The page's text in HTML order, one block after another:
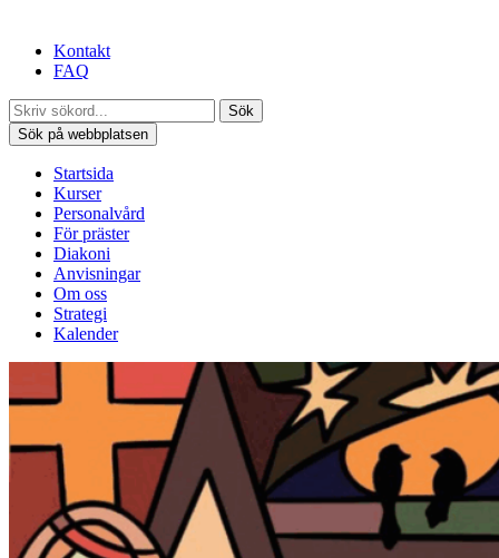
Kontakt
FAQ
Sök
Sök på webbplatsen
Startsida
Kurser
Personalvård
För präster
Diakoni
Anvisningar
Om oss
Strategi
Kalender